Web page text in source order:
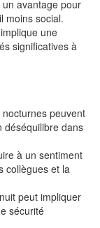
avantage pour
moins social.
une
significatives à
peuvent
déséquilibre dans
à un sentiment
collègues et la
peut impliquer
sécurité